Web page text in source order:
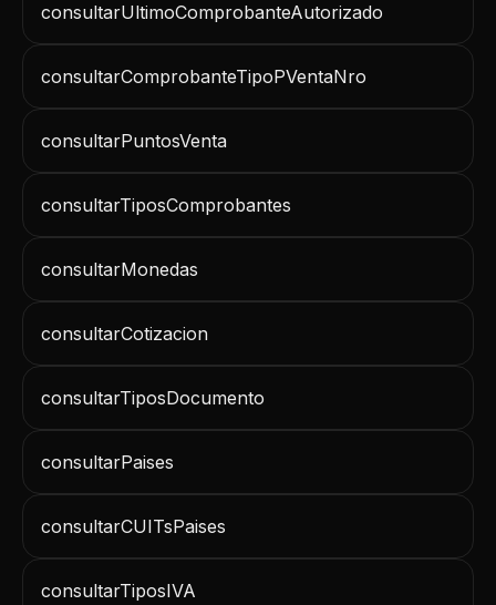
consultarUltimoComprobanteAutorizado
consultarComprobanteTipoPVentaNro
consultarPuntosVenta
consultarTiposComprobantes
consultarMonedas
consultarCotizacion
consultarTiposDocumento
consultarPaises
consultarCUITsPaises
consultarTiposIVA